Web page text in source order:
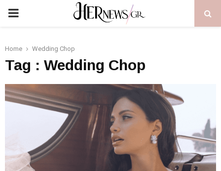
PRIMARY
Home Wedding Chop
Tag : Wedding Chop